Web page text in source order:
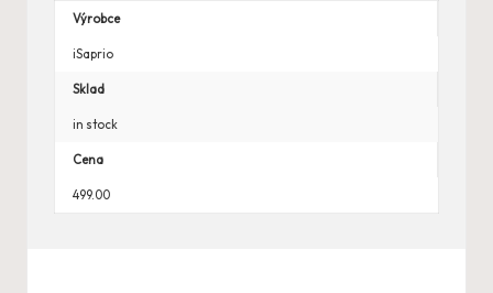
Výrobce
iSaprio
Sklad
in stock
Cena
499.00